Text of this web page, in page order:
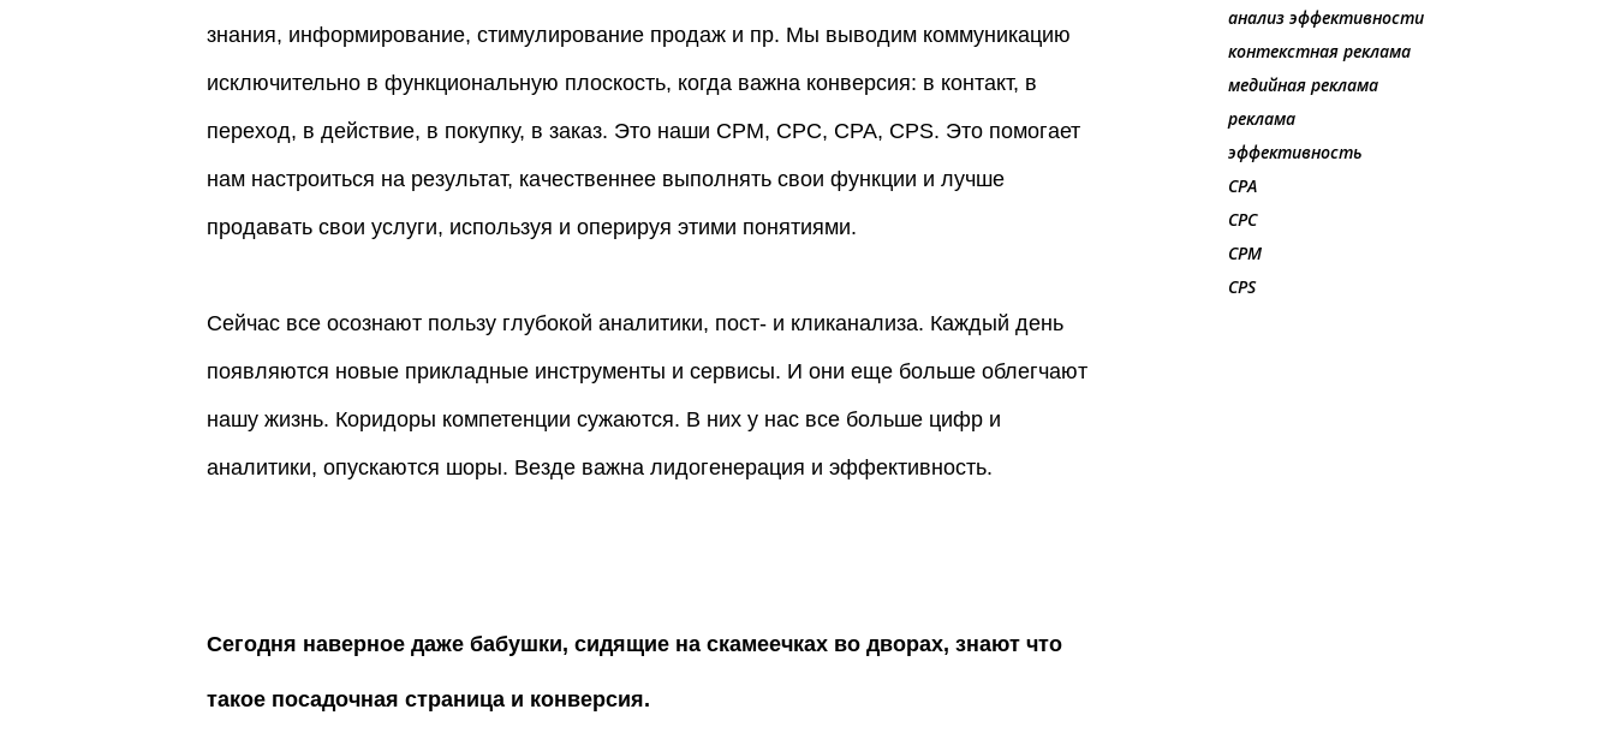
знания, информирование, стимулирование продаж и пр. Мы выводим коммуникацию
исключительно в функциональную плоскость, когда важна конверсия: в контакт, в
переход, в действие, в покупку, в заказ. Это наши CPM, CPC, CPA, CPS. Это помогает
нам настроиться на результат, качественнее выполнять свои функции и лучше
продавать свои услуги, используя и оперируя этими понятиями.
Сейчас все осознают пользу глубокой аналитики, пост- и кликанализа. Каждый день
появляются новые прикладные инструменты и сервисы. И они еще больше облегчают
нашу жизнь. Коридоры компетенции сужаются. В них у нас все больше цифр и
аналитики, опускаются шоры. Везде важна лидогенерация и эффективность.
Сегодня наверное даже бабушки, сидящие на скамеечках во дворах, знают что
такое посадочная страница и конверсия.
анализ эффективности
контекстная реклама
медийная реклама
реклама
эффективность
CPA
CPC
CPM
CPS